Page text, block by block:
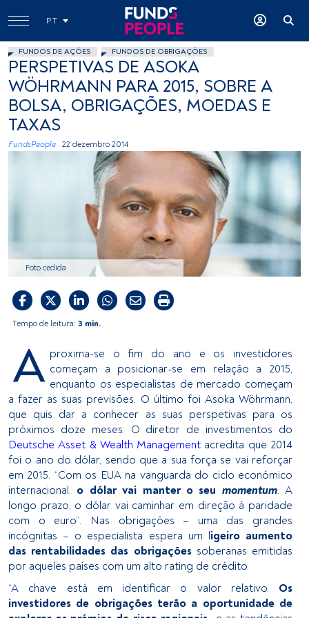
PT
FUNDOS DE AÇÕES FUNDOS DE OBRIGAÇÕES
PERSPETIVAS DE ASOKA
WÖHRMANN PARA 2015, SOBRE A
BOLSA, OBRIGAÇÕES, MOEDAS E
TAXAS
FundsPeople . 22 dezembro 2014
Foto cedida
Tempo de leitura: 3 min.
A proxima-se o fim do ano e os investidores
começam a posicionar-se em relação a 2015,
enquanto os especialistas de mercado começam
a fazer as suas previsões. O último foi Asoka Wöhrmann,
que quis dar a conhecer as suas perspetivas para os
próximos doze meses. O diretor de investimentos do
Deutsche Asset & Wealth Management acredita que 2014
foi o ano do dólar, sendo que a sua força se vai reforçar
em 2015. “Com os EUA na vanguarda do ciclo económico
internacional, o dólar vai manter o seu momentum. A
longo prazo, o dólar vai caminhar em direção à paridade
com o euro”. Nas obrigações – uma das grandes
incógnitas – o especialista espera um ligeiro aumento
das rentabilidades das obrigações soberanas emitidas
por aqueles países com um alto rating de crédito.
“A chave está em identificar o valor relativo. Os
investidores de obrigações terão a oportunidade de